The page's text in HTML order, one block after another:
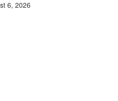
6, 2026